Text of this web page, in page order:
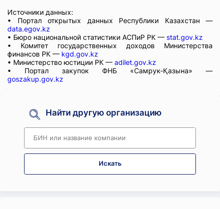
Источники данных:
• Портал открытых данных Республики Казахстан —
data.egov.kz
• Бюро национальной статистики АСПиР РК — stat.gov.kz
• Комитет государственных доходов Министерства
финансов РК — kgd.gov.kz
• Министерство юстиции РК — adilet.gov.kz
• Портал закупок ФНБ «Самрук-Қазына» —
goszakup.gov.kz
Найти другую организацию
Искать